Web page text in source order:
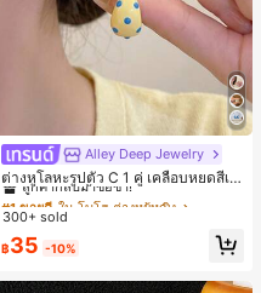
Alley Deep Jewelry
ต่างหูโลหะรูปตัว C 1 คู่ เคลือบหยดสีเห
ลือง ลายจุดสีน้ำเงิน สไตล์ยุโรปและอเม
ริกัน แฟชั่นส่วนตัว หวานและสง่างาม
ดินทาง งานแต่งงาน ปาร์ตี้ วันเกิด ของ
#1 ขายดี ใน โบโฮ ต่างหูผู้หญิง
ลูกค้ากลับมาซื้อซ้ำ!
เกือบหมดแล้ว!
#1 ขายดี ใน โบโฮ ต่างหูผู้หญิง
ลูกค้ากลับมาซื้อซ้ำ!
เกือบหมดแล้ว!
#1 ขายดี ใน โบโฮ ต่างหูผู้หญิง
ลูกค้ากลับมาซื้อซ้ำ!
เกือบหมดแล้ว!
#1 ขายดี
ใน โบโฮ ต่างหูผู้หญิง
เกือบหมดแล้ว!
300+ sold
฿35 -10%